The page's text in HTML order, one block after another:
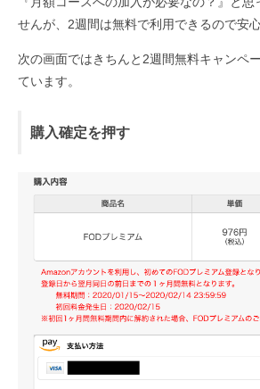
せんが、2週間は無料で利用できるので安
次の画面ではきちんと2週間無料キャンペ
ています。
購入確定を押す